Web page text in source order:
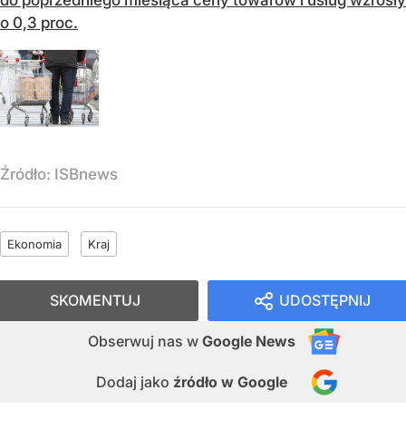
o 0,3 proc.
Źródło: ISBnews
Ekonomia Kraj
UDOSTĘPNIJ
Obserwuj nas w Google News
Dodaj jako źródło w Google
SKOMENTUJ